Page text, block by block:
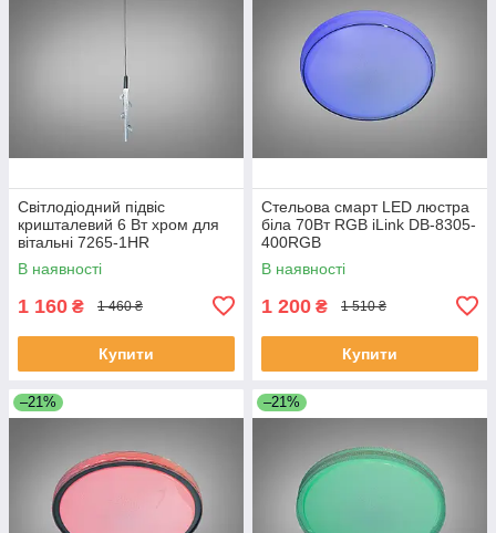
Світлодіодний підвіс
кришталевий 6 Вт хром для
вітальні 7265-1HR
В наявності
1 160 ₴ 1 460 ₴
Купити
Стельова смарт LED люстра
біла 70Вт RGB iLink DB-8305-
400RGB
В наявності
1 200 ₴ 1 510 ₴
Купити
–21% –21%